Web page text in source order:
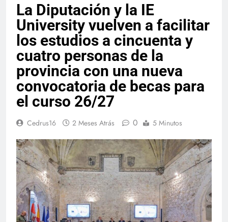
La Diputación y la IE
University vuelven a facilitar
los estudios a cincuenta y
cuatro personas de la
provincia con una nueva
convocatoria de becas para
el curso 26/27
Cedrus16 2 Meses Atrás 0 5 Minutos